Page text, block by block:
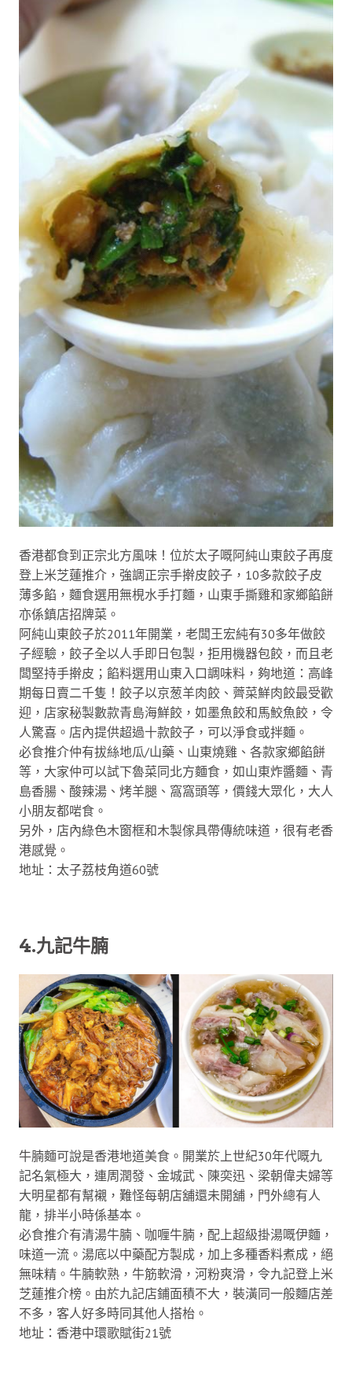
香港都食到正宗北方風味！位於太子嘅阿純山東餃子再度
登上米芝蓮推介，強調正宗手擀皮餃子，10多款餃子皮
薄多餡，麵食選用無梘水手打麵，山東手撕雞和家鄉餡餅
亦係鎮店招牌菜。
阿純山東餃子於2011年開業，老闆王宏純有30多年做餃
子經驗，餃子全以人手即日包製，拒用機器包餃，而且老
闆堅持手擀皮；餡料選用山東入口調味料，夠地道：高峰
期每日賣二千隻！餃子以京葱羊肉餃、薺菜鮮肉餃最受歡
迎，店家秘製數款青島海鮮餃，如墨魚餃和馬鮫魚餃，令
人驚喜。店內提供超過十款餃子，可以淨食或拌麵。
必食推介仲有拔絲地瓜/山藥、山東燒雞、各款家鄉餡餅
等，大家仲可以試下魯菜同北方麵食，如山東炸醬麵、青
島香腸、酸辣湯、烤羊腿、窩窩頭等，價錢大眾化，大人
小朋友都啱食。
另外，店內綠色木窗框和木製傢具帶傳統味道，很有老香
港感覺。
地址：太子荔枝角道60號
4.九記牛腩
牛腩麵可說是香港地道美食。開業於上世紀30年代嘅九
記名氣極大，連周潤發、金城武、陳奕迅、梁朝偉夫婦等
大明星都有幫襯，難怪每朝店舖還未開舖，門外總有人
龍，排半小時係基本。
必食推介有清湯牛腩、咖喱牛腩，配上超級掛湯嘅伊麵，
味道一流。湯底以中藥配方製成，加上多種香料煮成，絕
無味精。牛腩軟熟，牛筋軟滑，河粉爽滑，令九記登上米
芝蓮推介榜。由於九記店鋪面積不大，裝潢同一般麵店差
不多，客人好多時同其他人搭枱。
地址：香港中環歌賦街21號